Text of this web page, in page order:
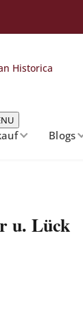
Blogs
Lück
u. Lück